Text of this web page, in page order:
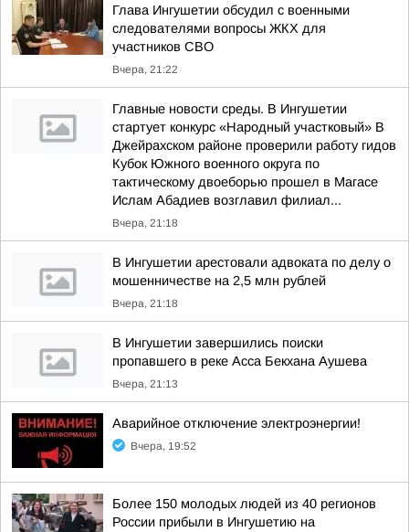
Глава Ингушетии обсудил с военными
следователями вопросы ЖКХ для
участников СВО
Вчера, 21:22
Главные новости среды. В Ингушетии
стартует конкурс «Народный участковый» В
Джейрахском районе проверили работу гидов
Кубок Южного военного округа по
тактическому двоеборью прошел в Магасе
Ислам Абадиев возглавил филиал...
Вчера, 21:18
В Ингушетии арестовали адвоката по делу о
мошенничестве на 2,5 млн рублей
Вчера, 21:18
В Ингушетии завершились поиски
пропавшего в реке Асса Бекхана Аушева
Вчера, 21:13
Аварийное отключение электроэнергии!
Вчера, 19:52
Более 150 молодых людей из 40 регионов
России прибыли в Ингушетию на